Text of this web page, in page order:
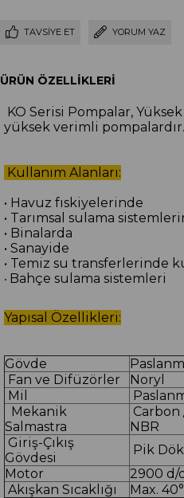
TAVSIYE ET YORUM YAZ
ÜRÜN ÖZELLIKLERI
KO Serisi Pompalar,
yüksek verimli pompalardır.
Kullanım Alanları:
• Havuz fıskiyelerinde
• Tarımsal sulama
• Binalarda
• Sanayide
• Temiz su transferlerinde
• Bahçe sulama sistemleri
Yapısal Özellikleri:
Gövde
Fan ve Difüzörler
Noryl
Mil
Mekanik
Salmastra
Carbon
NBR
Giriş-Çıkış
Gövdesi
Pik
Motor
2900 d/
Akışkan Sıcaklığı
Max.